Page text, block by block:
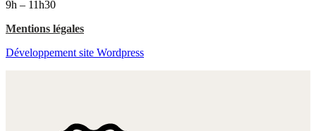
9h – 11h30
Mentions légales
Développement site Wordpress